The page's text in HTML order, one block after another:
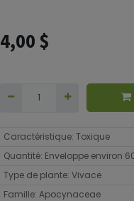
4,00 $
Caractéristique: Toxique
Quantité: Enveloppe environ
Type de plante: Vivace
Famille: Apocynaceae